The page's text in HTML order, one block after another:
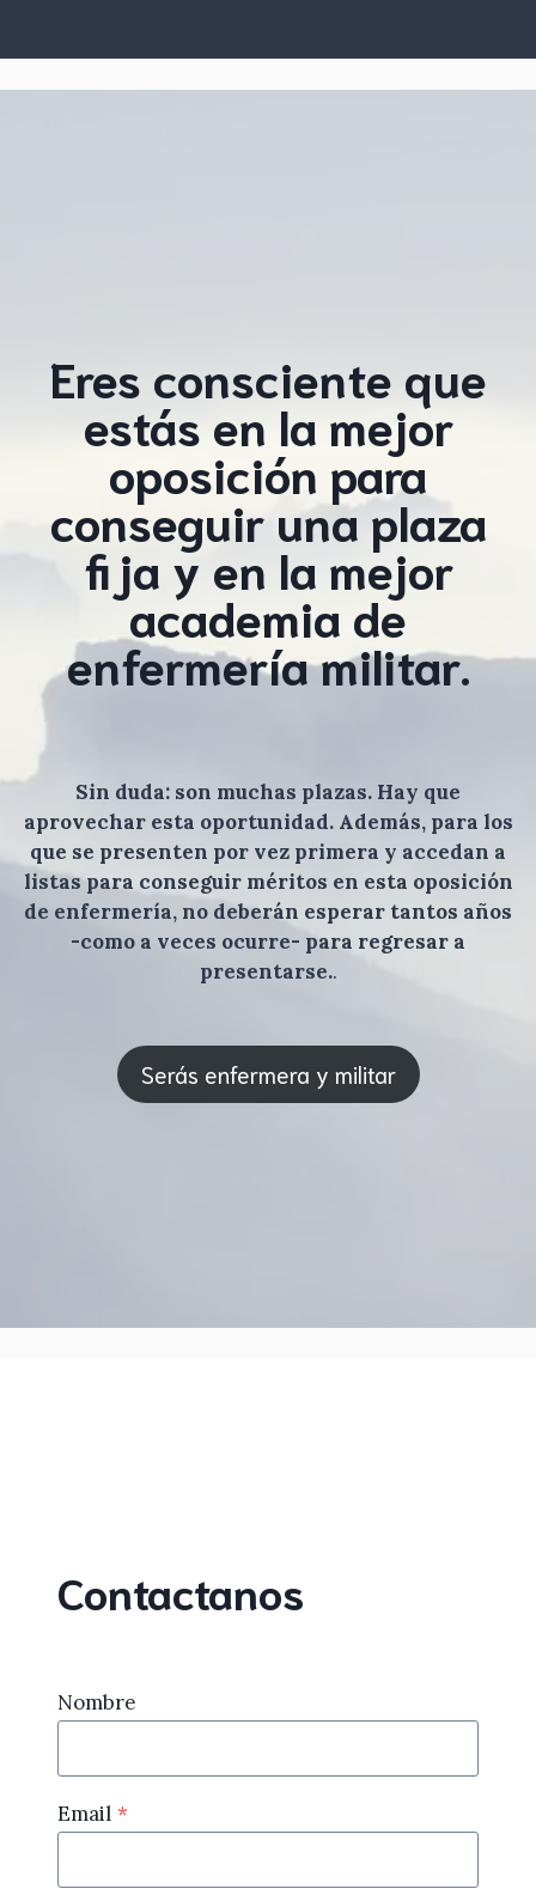
Eres consciente que
estás en la mejor
oposición para
conseguir una plaza
fija y en la mejor
academia de
enfermería militar.
Sin duda: son muchas plazas. Hay que
aprovechar esta oportunidad. Además, para los
que se presenten por vez primera y accedan a
listas para conseguir méritos en esta oposición
de enfermería, no deberán esperar tantos años
-como a veces ocurre- para regresar a
presentarse..
Serás enfermera y militar
Contactanos
Nombre
Email *